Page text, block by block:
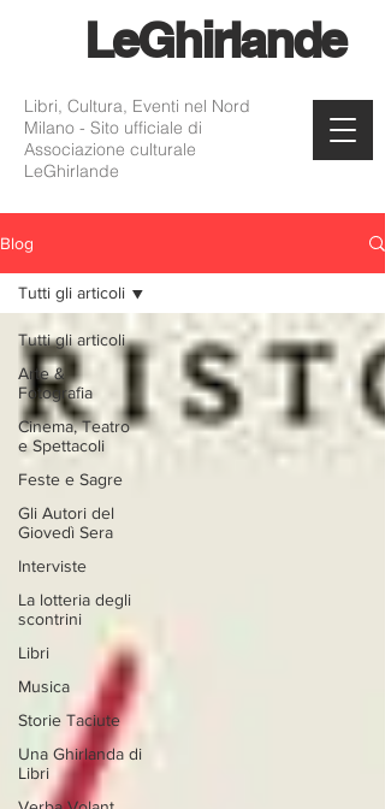
LeGhirlande
Libri, Cultura, Eventi nel Nord
Milano - Sito ufficiale di
Associazione culturale
LeGhirlande
Blog
Tutti gli articoli
Arte &
Fotografia
Cinema, Teatro
e Spettacoli
Feste e Sagre
Gli Autori del
Giovedì Sera
Interviste
La lotteria degli
scontrini
Libri
Musica
Storie Taciute
Una Ghirlanda di
Libri
Tutti gli articoli